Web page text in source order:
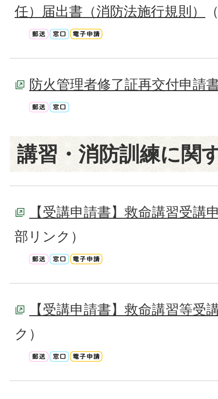
任）届出書（消防法施行規則）
防火管理者修了証再交付申請
講習・消防訓練に関
【受講申請書】救命講習受講
部リンク）
【受講申請書】救命講習等受
ク）